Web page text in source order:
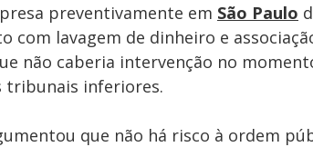
preventivamente em São Paulo
com lavagem de dinheiro e
não caberia intervenção no
tribunais inferiores.
que não há risco à ordem